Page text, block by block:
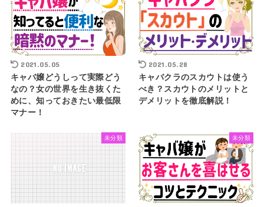
2021.05.05
キャバ嬢どうしって実際どう
なの？女の世界を生き抜くた
めに、知っておきたい最低限
マナー！
2021.05.28
キャバクラのスカウトは使う
べき？スカウトのメリットと
デメリットを徹底解説！
未分類 未分類